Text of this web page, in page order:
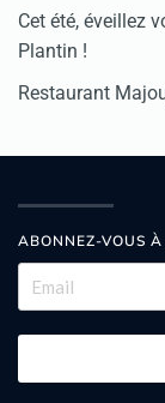
Cet été, éveillez
Plantin !
Restaurant
ABONNEZ-VOUS